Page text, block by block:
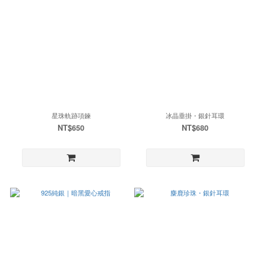
星珠軌跡項鍊
NT$650
冰晶垂掛・銀針耳環
NT$680